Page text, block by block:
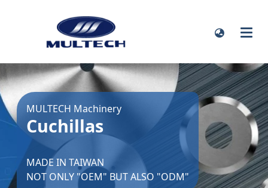
MULTECH Machinery
Cuchillas
MADE IN TAIWAN
NOT ONLY "OEM" BUT ALSO "ODM"